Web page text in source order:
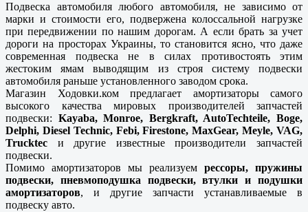
Подвеска автомобиля любого автомобиля, не зависимо от
марки и стоимости его, подвержена колоссальной нагрузке
при передвижении по нашим дорогам. А если брать за учет
дороги на просторах Украины, то становится ясно, что даже
современная подвеска не в силах противостоять этим
жестоким ямам выводящим из строя систему подвески
автомобиля раньше установленного заводом срока.
Магазин Ходовки.ком предлагает амортизаторы самого
высокого качества мировых производителей запчастей
подвески: Kayaba, Monroe, Bergkraft, AutoTechteile, Boge,
Delphi, Diesel Technic, Febi, Firestone, MaxGear, Meyle, VAG,
Trucktec и другие известные производители запчастей
подвески.
Помимо амортизаторов мы реализуем рессоры, пружины
подвески, пневмоподушка подвески, втулки и подушки
амортизаторов, и другие запчасти устанавливаемые в
подвеску авто.